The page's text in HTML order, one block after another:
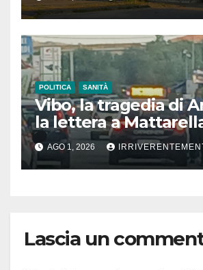
minuti dopo
POLITICA SANITÀ
Vibo, la tragedia di
la lettera a
AGO 1, 2026
Lascia un